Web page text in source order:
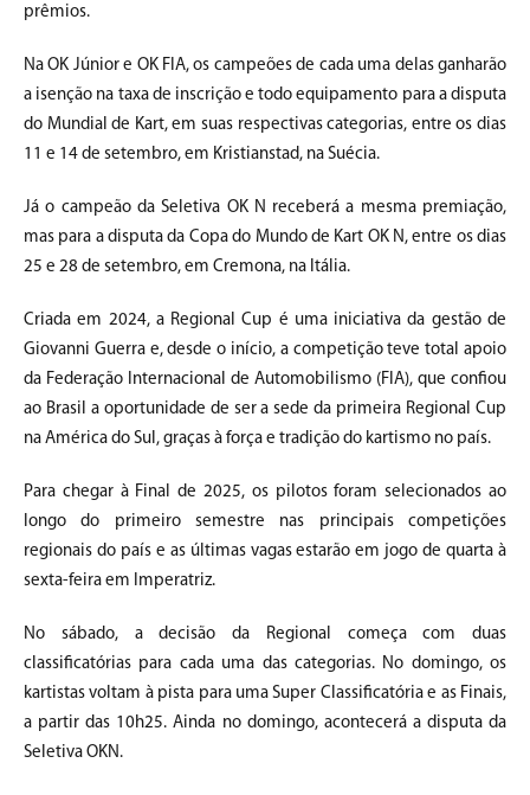
prêmios.
Na OK Júnior e OK FIA, os campeões de cada uma delas ganharão
a isenção na taxa de inscrição e todo equipamento para a disputa
do Mundial de Kart, em suas respectivas categorias, entre os dias
11 e 14 de setembro, em Kristianstad, na Suécia.
Já o campeão da Seletiva OK N receberá a mesma premiação,
mas para a disputa da Copa do Mundo de Kart OK N, entre os dias
25 e 28 de setembro, em Cremona, na Itália.
Criada em 2024, a Regional Cup é uma iniciativa da gestão de
Giovanni Guerra e, desde o início, a competição teve total apoio
da Federação Internacional de Automobilismo (FIA), que confiou
ao Brasil a oportunidade de ser a sede da primeira Regional Cup
na América do Sul, graças à força e tradição do kartismo no país.
Para chegar à Final de 2025, os pilotos foram selecionados ao
longo do primeiro semestre nas principais competições
regionais do país e as últimas vagas estarão em jogo de quarta à
sexta-feira em Imperatriz.
No sábado, a decisão da Regional começa com duas
classificatórias para cada uma das categorias. No domingo, os
kartistas voltam à pista para uma Super Classificatória e as Finais,
a partir das 10h25. Ainda no domingo, acontecerá a disputa da
Seletiva OKN.